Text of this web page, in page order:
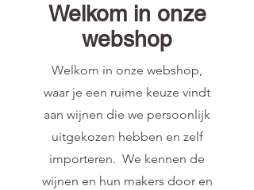
Welkom in onze
webshop
Welkom in onze webshop,
waar je een ruime keuze vindt
aan wijnen die we persoonlijk
uitgekozen hebben en zelf
importeren. We kennen de
wijnen en hun makers door en